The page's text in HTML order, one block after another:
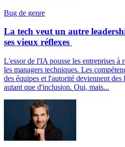
Bug de genre
La tech veut un autre
ses vieux réflexes
L'essor de l'IA pousse les entreprises à
les managers techniques. Les
des équipes et l'autorité deviennent
autant que d'inclusion. Oui, mais...